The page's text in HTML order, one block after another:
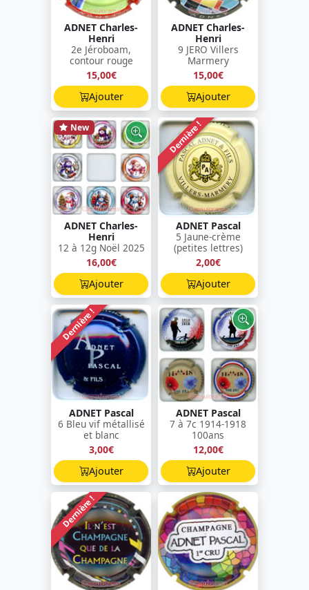
ADNET Charles-
Henri
2e Jéroboam,
contour rouge
15,00€
Ajouter
ADNET Charles-
Henri
9 JERO Villers
Marmery
15,00€
Ajouter
New
ADNET Charles-
Henri
12 à 12g Noël 2025
16,00€
Ajouter
Dernière !
ADNET Pascal
5 Jaune-crème
(petites lettres)
2,00€
Ajouter
Dernière !
ADNET Pascal
6 Bleu vif métallisé
et blanc
3,00€
Ajouter
ADNET Pascal
7 à 7c 1914-1918
100ans
12,00€
Ajouter
Dernière !